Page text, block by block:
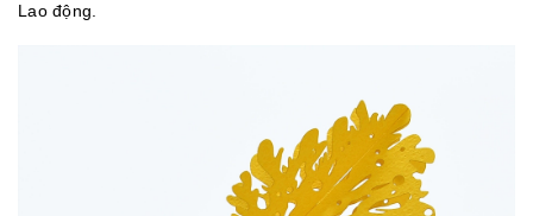
Lao động.